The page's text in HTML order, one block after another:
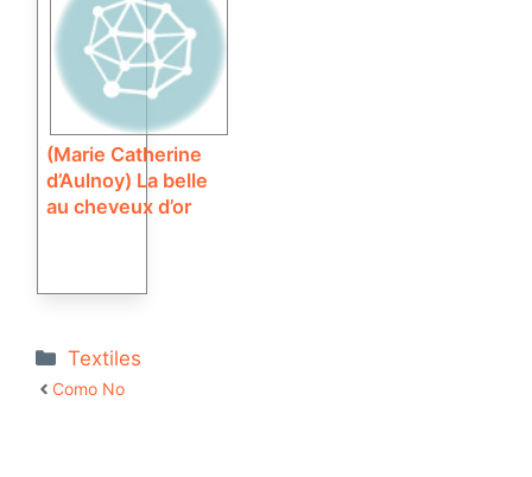
(Marie Catherine
d’Aulnoy) La belle
au cheveux d’or
Catégories
Textiles
Como No